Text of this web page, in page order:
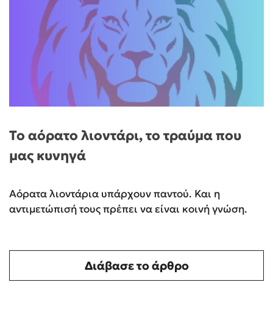
Το αόρατο λιοντάρι, το τραύμα που
μας κυνηγά
Αόρατα λιοντάρια υπάρχουν παντού. Και η
αντιμετώπισή τους πρέπει να είναι κοινή γνώση.
Διάβασε το άρθρο